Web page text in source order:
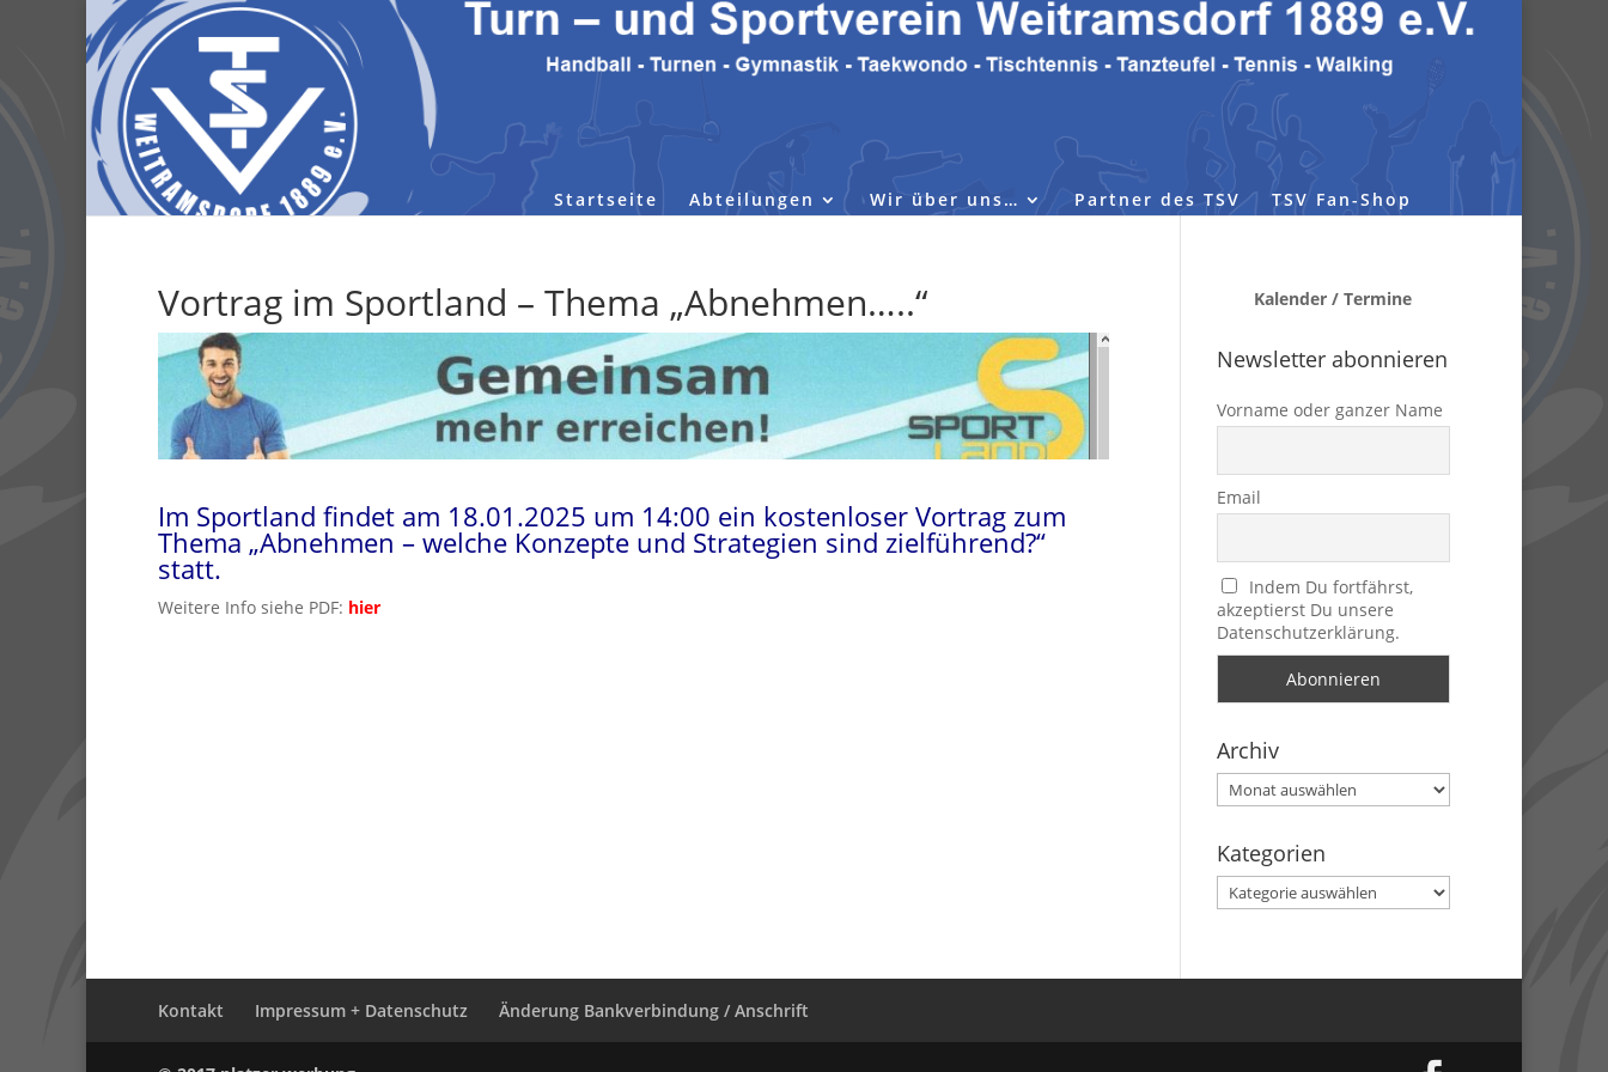
Startseite Abteilungen Wir über uns… Partner des TSV TSV Fan-Shop
Vortrag im Sportland – Thema „Abnehmen…..“
Im Sportland findet am 18.01.2025 um 14:00 ein kostenloser Vortrag zum
Thema „Abnehmen – welche Konzepte und Strategien sind zielführend?“
statt.
Weitere Info siehe PDF: hier
Kalender / Termine
Newsletter abonnieren
Vorname oder ganzer Name
Email
Indem Du fortfährst,
akzeptierst Du unsere
Datenschutzerklärung.
Archiv
Archiv
Kategorien
Kategorien
Kontakt Impressum + Datenschutz Änderung Bankverbindung / Anschrift